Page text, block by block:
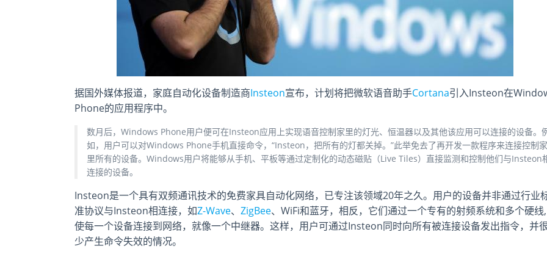
据国外媒体报道，家庭自动化设备制造商Insteon宣布，计划将把微软语音助手Cortana引入Insteon在
Phone的应用程序中。
数月后，Windows Phone用户便可在Insteon应用上实现语音控制家里的灯光、恒温器以及其他该应用可以连接的设备。
如，用户可以对Windows Phone手机直接命令，“Insteon，把所有的灯都关掉。”此举免去了再开发一款程序来连接控制家
里所有的设备。Windows用户将能够从手机、平板等通过定制化的动态磁贴（Live Tiles）直接监测和控制他们与Insteon
连接的设备。
Insteon是一个具有双频通讯技术的免费家具自动化网络，已专注该领域20年之久。用户的设备并非通过行业
准协议与Insteon相连接，如Z-Wave、 ZigBee、WiFi和蓝牙，相反，它们通过一个专有的射频系统和多个硬线,
使每一个设备连接到网络，就像一个中继器。这样，用户可通过Insteon同时向所有被连接设备发出指令，并
少产生命令失效的情况。